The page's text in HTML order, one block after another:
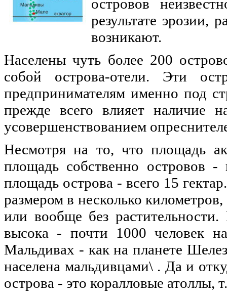
островов
результате эрозии,
возникают.
Населены чуть более 200
собой острова-отели. Эти
предпринимателям именно под
прежде всего влияет наличие
усовершенствованием
Несмотря на то, что площадь
площадь собственно островов
площадь острова - всего 15
размером в несколько
или вообще без растительности.
высока - почти 1000 человек
Мальдивах - как на планете
населена мальдивцами\ . Да и
острова - это коралловые атоллы,